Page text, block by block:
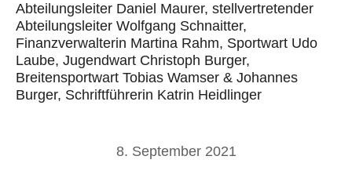
Abteilungsleiter Daniel Maurer, stellvertretender
Abteilungsleiter Wolfgang Schnaitter,
Finanzverwalterin Martina Rahm, Sportwart Udo
Laube, Jugendwart Christoph Burger,
Breitensportwart Tobias Wamser & Johannes
Burger, Schriftführerin Katrin Heidlinger
8. September 2021